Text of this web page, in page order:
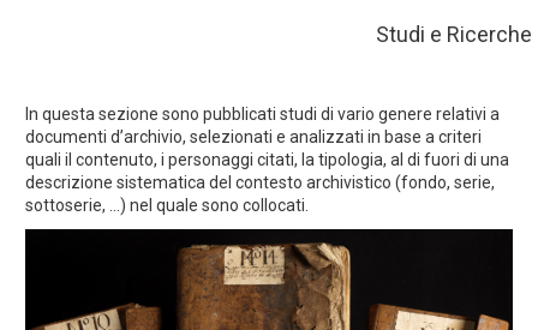
Studi e Ricerche
In questa sezione sono pubblicati studi di vario genere relativi a
documenti d’archivio, selezionati e analizzati in base a criteri
quali il contenuto, i personaggi citati, la tipologia, al di fuori di una
descrizione sistematica del contesto archivistico (fondo, serie,
sottoserie, ...) nel quale sono collocati.